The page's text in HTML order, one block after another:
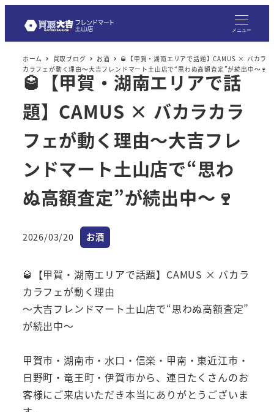
メニュー
ホーム 買取ブログ お酒
🥃【甲賀・湖南エリアで話題】CAMUS × バカラ
カラフェが動く理由～大吉フレンドマート土山店で“思わぬ高額査定”が続出中～🍷
🥃【甲賀・湖南エリアで話
題】CAMUS × バカラカラ
フェが動く理由～大吉フレ
ンドマート土山店で“思わ
ぬ高額査定”が続出中～🍷
投稿日
2026/03/20 カテゴリー
お酒
🥃【甲賀・湖南エリアで話題】CAMUS × バカラ
カラフェが動く理由
～大吉フレンドマート土山店で“思わぬ高額査定”
が続出中～
甲賀市・湖南市・水口・信楽・甲南・東近江市・
日野町・竜王町・伊賀市から、連日たくさんのお
客様にご来店いただき本当にありがとうございま